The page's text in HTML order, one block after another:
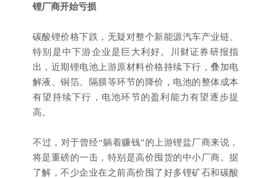
锂厂商开始亏损
碳酸锂价格下跌，无疑对整个新能源汽车产业链、
特别是中下游企业是巨大利好。川财证券研报指
出，近期锂电池上游原材料价格持续下行，叠加电
解液、铜箔、隔膜等环节的降价，电池的整体成本
有望持续下行，电池环节的盈利能力有望逐步提
高。
不过，对于曾经“躺着赚钱”的上游锂盐厂商来说，
将是重磅的一击，特别是高价囤货的中小厂商。据
了解，不少企业在之前高价囤了好多锂矿石和碳酸